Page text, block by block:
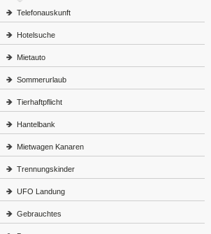
Telefonauskunft
Hotelsuche
Mietauto
Sommerurlaub
Tierhaftpflicht
Hantelbank
Mietwagen Kanaren
Trennungskinder
UFO Landung
Gebrauchtes